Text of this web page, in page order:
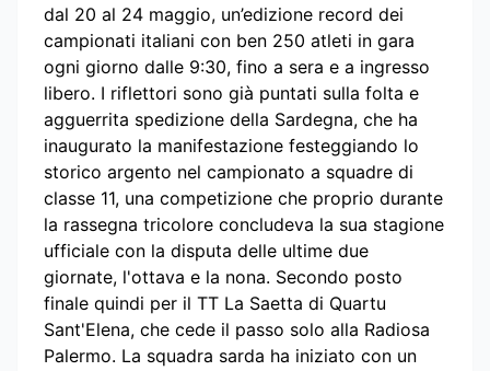
dal 20 al 24 maggio, un’edizione record dei
campionati italiani con ben 250 atleti in gara
ogni giorno dalle 9:30, fino a sera e a ingresso
libero. I riflettori sono già puntati sulla folta e
agguerrita spedizione della Sardegna, che ha
inaugurato la manifestazione festeggiando lo
storico argento nel campionato a squadre di
classe 11, una competizione che proprio durante
la rassegna tricolore concludeva la sua stagione
ufficiale con la disputa delle ultime due
giornate, l'ottava e la nona. Secondo posto
finale quindi per il TT La Saetta di Quartu
Sant'Elena, che cede il passo solo alla Radiosa
Palermo. La squadra sarda ha iniziato con un